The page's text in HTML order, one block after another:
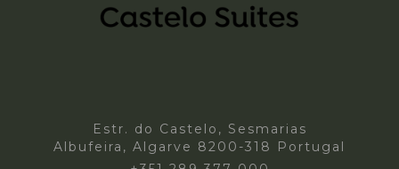
Estr. do Castelo, Sesmarias
Albufeira, Algarve 8200-318 Portugal